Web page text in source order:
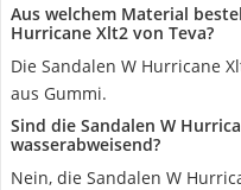
Aus welchem Material
Hurricane Xlt2 von Teva?
Die Sandalen W Hurricane
aus Gummi.
Sind die Sandalen W
wasserabweisend?
Nein, die Sandalen W